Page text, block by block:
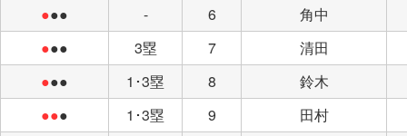
●●● - 6
角中
●●● 3塁 7
清田
●●● 1･3塁 8
鈴木
●●● 1･3塁 9
田村